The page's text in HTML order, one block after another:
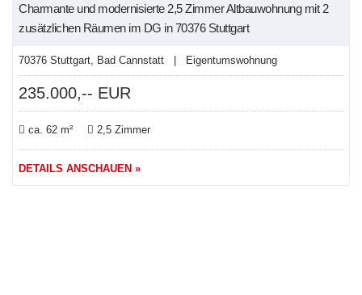
NEU
Charmante und modernisierte 2,5 Zimmer Altbauwohnung mit 2
zusätzlichen Räumen im DG in 70376 Stuttgart
70376 Stuttgart, Bad Cannstatt | Eigentumswohnung
235.000,-- EUR
ca. 62 m² 2,5 Zimmer
DETAILS ANSCHAUEN »